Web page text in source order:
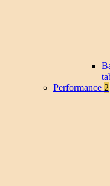
Performance 2